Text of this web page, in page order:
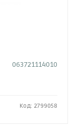
063721114010
Код: 2799058